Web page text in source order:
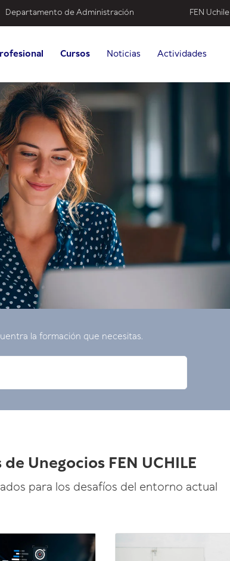
Departamento de Administración FEN Uchile
Cursos Noticias Actividades
la formación que necesitas.
Unegocios FEN UCHILE
para los desafíos del entorno actual